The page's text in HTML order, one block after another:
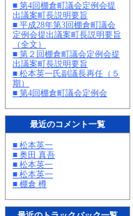
■ 第4回棚倉町議会定例会提
出議案町長説明要旨
■ 平成28年第3回棚倉町議会
定例会提出議案町長説明要旨
（全文）
■ 第２回棚倉町議会定例会提
出議案町長説明要旨
■ 松本英一氏副議長再任（５
期）
■ 第4回棚倉町議会定例会
最近のコメント一覧
■ 松本英一
■ 奥田 真吾
■ 松本英一
■ 松本英一
■ 棚倉 樽